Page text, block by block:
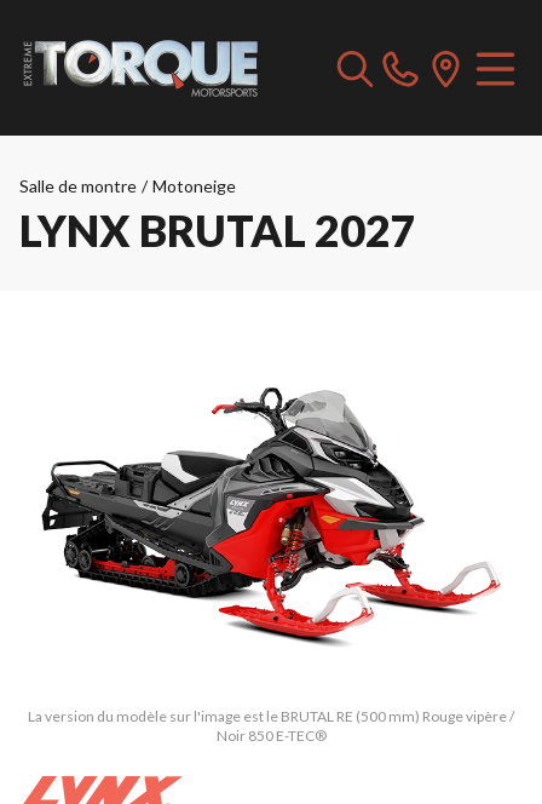
Salle de montre / Motoneige
LYNX BRUTAL 2027
La version du modèle sur l'image est le BRUTAL RE (500 mm) Rouge vipère /
Noir 850 E-TEC®